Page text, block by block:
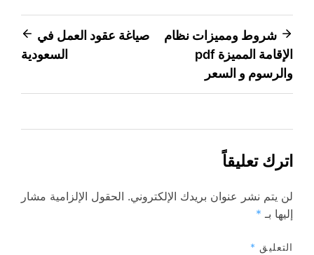
تصفّح
المقالات
شروط ومميزات نظام
الإقامة المميزة pdf
والرسوم و السعر
صياغة عقود العمل في
السعودية
اترك تعليقاً
لن يتم نشر عنوان بريدك الإلكتروني. الحقول الإلزامية مشار
إليها بـ *
التعليق *